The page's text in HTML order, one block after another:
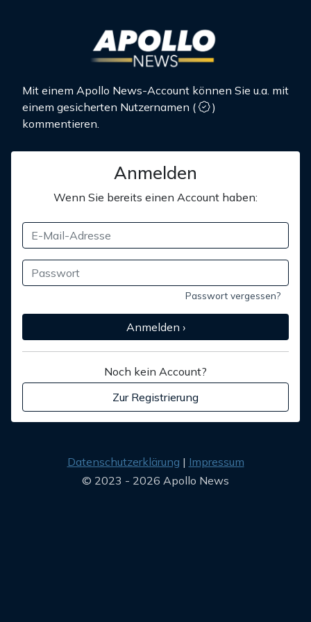
Mit einem Apollo News-Account können Sie u.a. mit
einem gesicherten Nutzernamen (
)
kommentieren.
Anmelden
Wenn Sie bereits einen Account haben:
Passwort vergessen?
Anmelden ›
Noch kein Account?
Zur Registrierung
Datenschutzerklärung
Impressum
© 2023 - 2026 Apollo News